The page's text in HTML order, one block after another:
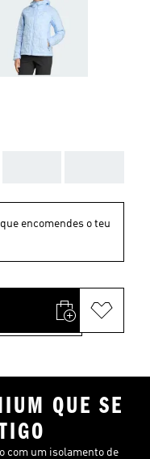
encomendes o teu
QUE SE
com um isolamento de